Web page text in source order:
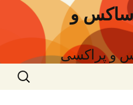
ساکس و
و پراکسی
جستجو
برای: